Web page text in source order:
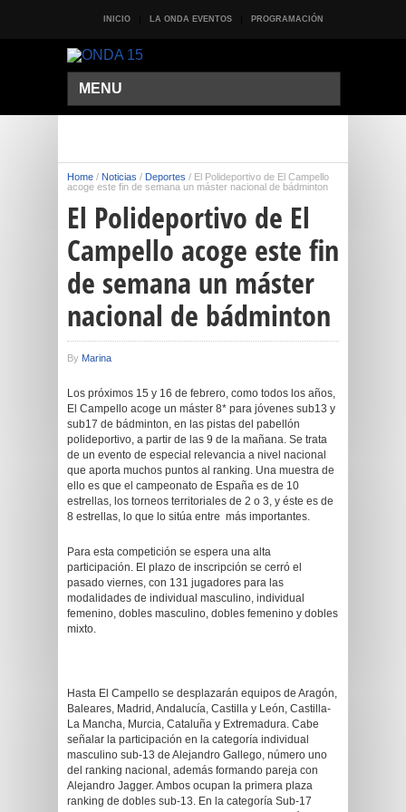
INICIO LA ONDA EVENTOS PROGRAMACIÓN
MENU
Home / Noticias / Deportes / El Polideportivo de El Campello
acoge este fin de semana un máster nacional de bádminton
El Polideportivo de El
Campello acoge este fin
de semana un máster
nacional de bádminton
By Marina
Los próximos 15 y 16 de febrero, como todos los años,
El Campello acoge un máster 8* para jóvenes sub13 y
sub17 de bádminton, en las pistas del pabellón
polideportivo, a partir de las 9 de la mañana. Se trata
de un evento de especial relevancia a nivel nacional
que aporta muchos puntos al ranking. Una muestra de
ello es que el campeonato de España es de 10
estrellas, los torneos territoriales de 2 o 3, y éste es de
8 estrellas, lo que lo sitúa entre más importantes.
Para esta competición se espera una alta
participación. El plazo de inscripción se cerró el
pasado viernes, con 131 jugadores para las
modalidades de individual masculino, individual
femenino, dobles masculino, dobles femenino y dobles
mixto.
Hasta El Campello se desplazarán equipos de Aragón,
Baleares, Madrid, Andalucía, Castilla y León, Castilla-
La Mancha, Murcia, Cataluña y Extremadura. Cabe
señalar la participación en la categoría individual
masculino sub-13 de Alejandro Gallego, número uno
del ranking nacional, además formando pareja con
Alejandro Jagger. Ambos ocupan la primera plaza
ranking de dobles sub-13. En la categoría Sub-17